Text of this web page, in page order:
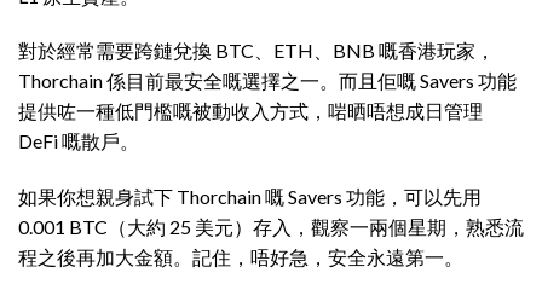
對於經常需要跨鏈兌換 BTC、ETH、BNB 嘅香港玩家，
Thorchain 係目前最安全嘅選擇之一。而且佢嘅 Savers 功能
提供咗一種低門檻嘅被動收入方式，啱晒唔想成日管理
DeFi 嘅散戶。
如果你想親身試下 Thorchain 嘅 Savers 功能，可以先用
0.001 BTC（大約 25 美元）存入，觀察一兩個星期，熟悉流
程之後再加大金額。記住，唔好急，安全永遠第一。